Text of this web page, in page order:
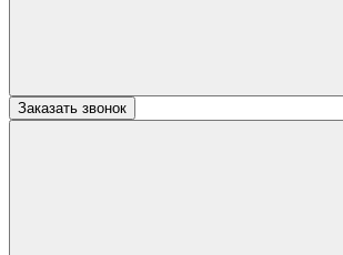
Заказать звонок